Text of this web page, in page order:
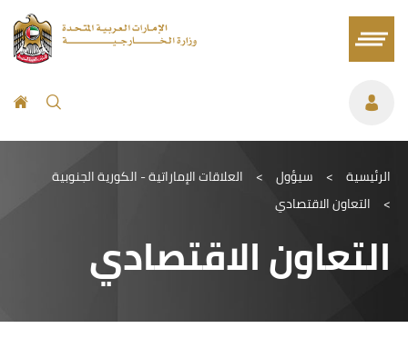
الرئيسية > سيؤول > العلاقات الإماراتية - الكورية الجنوبية
> التعاون الاقتصادي
التعاون الاقتصادي